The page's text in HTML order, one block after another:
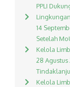
PPLI
14
Setelah
Kelola
28 Agustus
Kelola